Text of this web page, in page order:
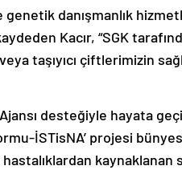
danışmanlık
Kacır, “SGK
taşıyıcı çiftlerimizin
desteğiyle hayata
İSTisNA’ projesi
kaynaklanan